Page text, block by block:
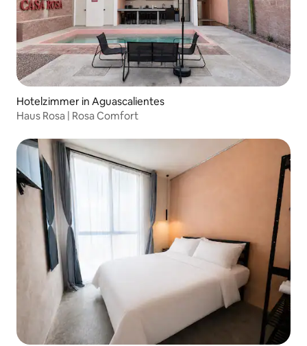
Hotelzimmer in Aguascalientes
Haus Rosa | Rosa Comfort